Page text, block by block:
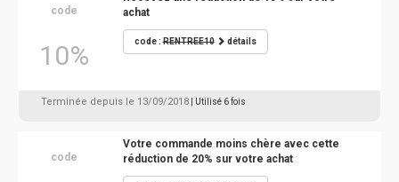
code
10%
achat
code :RENTREE10 détails
Terminée depuis le 13/09/2018 | Utilisé 6 fois
code
Votre commande moins chère avec cette
réduction de 20% sur votre achat